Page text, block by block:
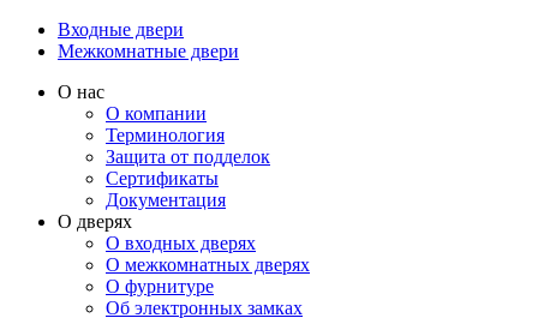
Входные двери
Межкомнатные двери
О нас
О компании
Терминология
Защита от подделок
Сертификаты
Документация
О дверях
О входных дверях
О межкомнатных дверях
О фурнитуре
Об электронных замках